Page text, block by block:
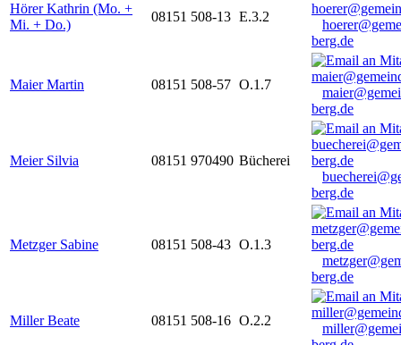
Hörer Kathrin (Mo. +
Mi. + Do.)
08151 508-13 E.3.2
berg.de
Maier Martin 08151 508-57 O.1.7
berg.de
Meier Silvia 08151 970490 Bücherei
berg.de
Metzger Sabine 08151 508-43 O.1.3
berg.de
Miller Beate 08151 508-16 O.2.2